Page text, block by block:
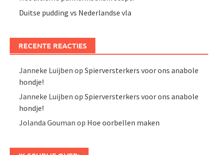
Duitse pudding vs Nederlandse vla
RECENTE REACTIES
Janneke Luijben opSpierversterkers voor ons anabole
hondje!
Janneke Luijben opSpierversterkers voor ons anabole
hondje!
Jolanda Gouman op Hoe oorbellen maken